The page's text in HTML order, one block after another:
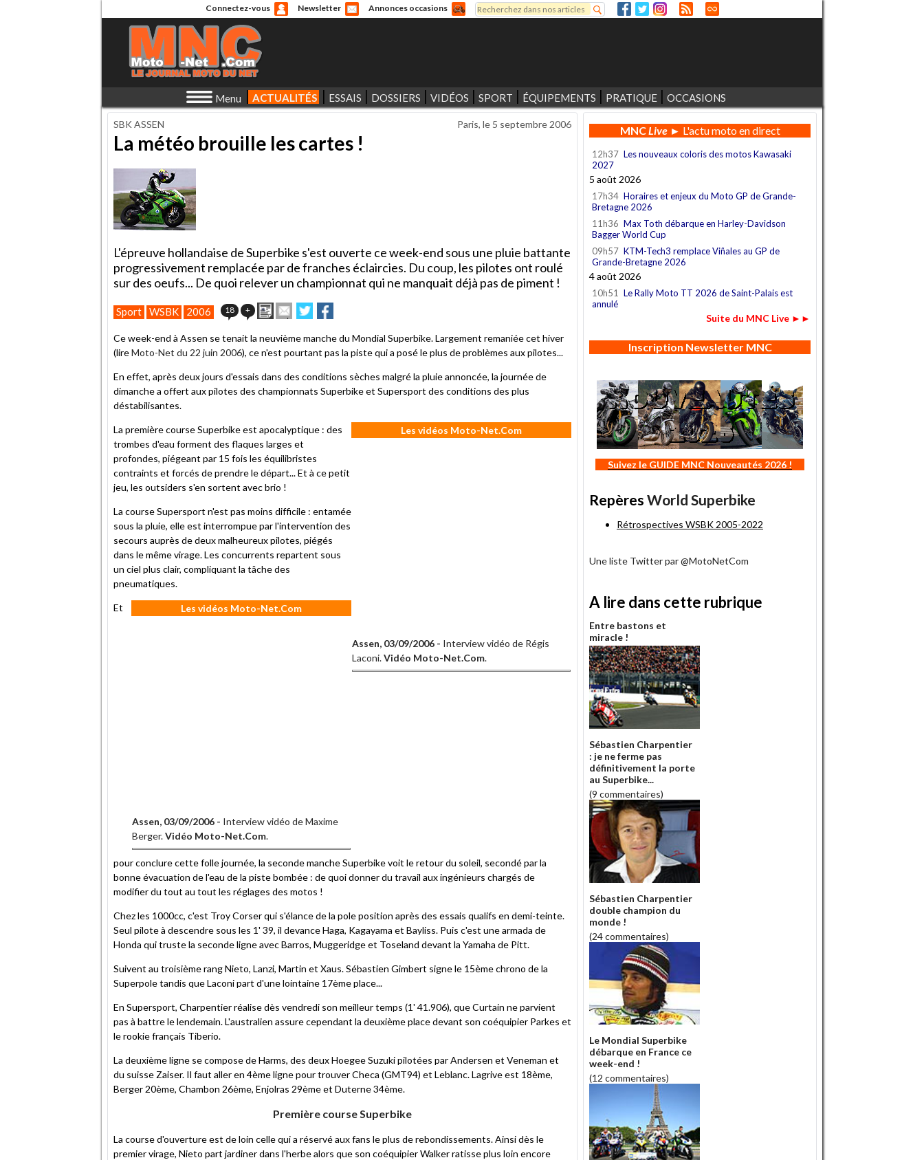
Connectez-vous Newsletter Annonces occasions
Formulaire de recherche
Rechercher
Menu ACTUALITÉS ESSAIS DOSSIERS VIDÉOS SPORT ÉQUIPEMENTS PRATIQUE OCCASIONS
SBK ASSEN Paris, le 5 septembre 2006
La météo brouille les cartes !
L'épreuve hollandaise de Superbike s'est ouverte ce week-end sous une pluie battante
progressivement remplacée par de franches éclaircies. Du coup, les pilotes ont roulé
sur des oeufs... De quoi relever un championnat qui ne manquait déjà pas de piment !
Sport WSBK 2006 18 + ImprimerEnvoyer
cet
à
un
Partager
sur
sur
Ce week-end à Assen se tenait la neuvième manche du Mondial Superbike. Largement remaniée cet hiver
(lireMoto-Net du 22 juin 2006), ce n'est pourtant pas la piste qui a posé le plus de problèmes aux pilotes...
En effet, après deux jours d'essais dans des conditions sèches malgré la pluie annoncée, la journée de
dimanche a offert aux pilotes des championnats Superbike et Supersport des conditions des plus
déstabilisantes.
Les vidéos Moto-Net.Com
Assen, 03/09/2006 - Interview vidéo de Régis
Laconi.Vidéo Moto-Net.Com.
La première course Superbike est apocalyptique : des
trombes d'eau forment des flaques larges et
profondes, piégeant par 15 fois les équilibristes
contraints et forcés de prendre le départ... Et à ce petit
jeu, les outsiders s'en sortent avec brio !
La course Supersport n'est pas moins difficile : entamée
sous la pluie, elle est interrompue par l'intervention des
secours auprès de deux malheureux pilotes, piégés
dans le même virage. Les concurrents repartent sous
un ciel plus clair, compliquant la tâche des
pneumatiques.
Les vidéos Moto-Net.Com
Assen, 03/09/2006 - Interview vidéo de Maxime
Berger.Vidéo Moto-Net.Com.
Et
pour conclure cette folle journée, la seconde manche Superbike voit le retour du soleil, secondé par la
bonne évacuation de l'eau de la piste bombée : de quoi donner du travail aux ingénieurs chargés de
modifier du tout au tout les réglages des motos !
Chez les 1000cc, c'est Troy Corser qui s'élance de la pole position après des essais qualifs en demi-teinte.
Seul pilote à descendre sous les 1' 39, il devance Haga, Kagayama et Bayliss. Puis c'est une armada de
Honda qui truste la seconde ligne avec Barros, Muggeridge et Toseland devant la Yamaha de Pitt.
Suivent au troisième rang Nieto, Lanzi, Martin et Xaus. Sébastien Gimbert signe le 15ème chrono de la
Superpole tandis que Laconi part d'une lointaine 17ème place...
En Supersport, Charpentier réalise dès vendredi son meilleur temps (1' 41.906), que Curtain ne parvient
pas à battre le lendemain. L'australien assure cependant la deuxième place devant son coéquipier Parkes et
le rookie français Tiberio.
La deuxième ligne se compose de Harms, des deux Hoegee Suzuki pilotées par Andersen et Veneman et
du suisse Zaiser. Il faut aller en 4ème ligne pour trouver Checa (GMT94) et Leblanc. Lagrive est 18ème,
Berger 20ème, Chambon 26ème, Enjolras 29ème et Duterne 34ème.
Première course Superbike
La course d'ouverture est de loin celle qui a réservé aux fans le plus de rebondissements. Ainsi dès le
premier virage, Nieto part jardiner dans l'herbe alors que son coéquipier Walker ratisse plus loin encore
MNCLive► L'actu moto en direct
12h37 Les nouveaux coloris des motos Kawasaki
2027
5 août 2026
17h34 Horaires et enjeux du Moto GP de Grande-
Bretagne 2026
11h36 Max Toth débarque en Harley-Davidson
Bagger World Cup
09h57 KTM-Tech3 remplace Viñales au GP de
Grande-Bretagne 2026
4 août 2026
10h51
Le Rally Moto TT 2026 de Saint-Palais est
annulé
Suite du MNC Live ►►
Inscription Newsletter MNC
Suivez le GUIDE MNC Nouveautés 2026 !
Repères World Superbike
Rétrospectives WSBK 2005-2022
Une liste Twitter par @MotoNetCom
A lire dans cette rubrique
Entre bastons et
miracle !
Sébastien Charpentier
: je ne ferme pas
définitivement la porte
au Superbike...
(9 commentaires)
Sébastien Charpentier
double champion du
monde !
(24 commentaires)
Le Mondial Superbike
débarque en France ce
week-end !
(12 commentaires)